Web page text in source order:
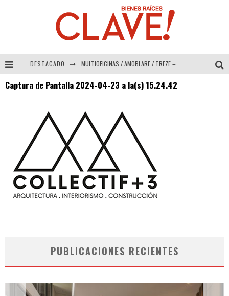
DESTACADO MULTIOFICINAS / AMOBLARE / TREZE – Especial Interiorismo & Decoración 2026
Abad Vergara Arquitectos – Especial Interiorismo & Decoración 2026
Captura de Pantalla 2024-04-23 a la(s) 15.24.42
PUBLICACIONES RECIENTES